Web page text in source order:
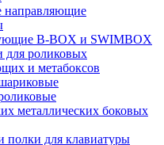
направляющие
B-BOX и SWIMBOX
для роликовых
и метабоксов
металлических боковых
для клавиатуры